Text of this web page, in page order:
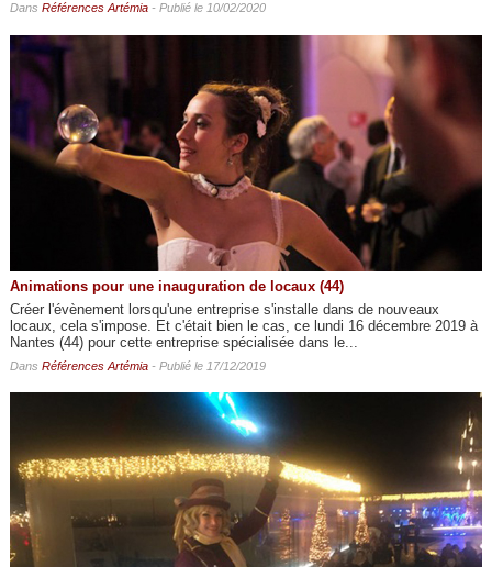
Dans Références Artémia- Publié le 10/02/2020
Animations pour une inauguration de locaux (44)
Créer l'évènement lorsqu'une entreprise s'installe dans de nouveaux
locaux, cela s'impose. Et c'était bien le cas, ce lundi 16 décembre 2019 à
Nantes (44) pour cette entreprise spécialisée dans le...
Dans Références Artémia- Publié le 17/12/2019